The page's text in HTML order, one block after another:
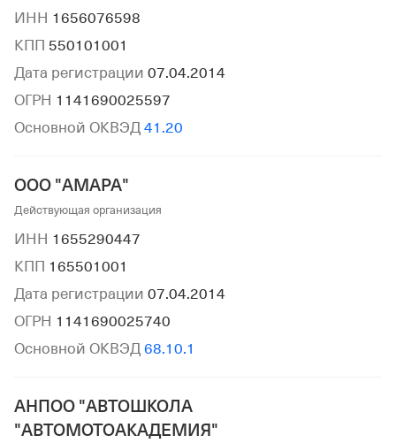
ИНН 1656076598
КПП 550101001
Дата регистрации 07.04.2014
ОГРН 1141690025597
Основной ОКВЭД 41.20
ООО "АМАРА"
Действующая организация
ИНН 1655290447
КПП 165501001
Дата регистрации 07.04.2014
ОГРН 1141690025740
Основной ОКВЭД 68.10.1
АНПОО "АВТОШКОЛА
"АВТОМОТОАКАДЕМИЯ"